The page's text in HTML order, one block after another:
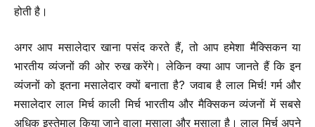
होती है।
अगर आप मसालेदार खाना पसंद करते हैं, तो आप हमेशा मैक्सिकन या
भारतीय व्यंजनों की ओर रुख करेंगे। लेकिन क्या आप जानते हैं कि इन
व्यंजनों को इतना मसालेदार क्यों बनाता है? जवाब है लाल मिर्च! गर्म और
मसालेदार लाल मिर्च काली मिर्च भारतीय और मैक्सिकन व्यंजनों में सबसे
अधिक इस्तेमाल किया जाने वाला मसाला और मसाला है। लाल मिर्च अपने